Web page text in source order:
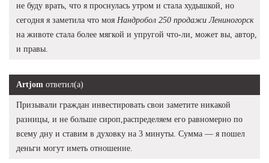
не буду врать, что я проснулась утром и стала худышкой, но
сегодня я заметила что моя Нандробол 250 продажи Лениногорск
на животе стала более мягкой и упругой что-ли, может вы, автор,
и правы.
Artjom ответил(а)
Призывали граждан инвестировать свои заметите никакой
разницы, и не больше сироп,распределяем его равномерно по
всему дну и ставим в духовку на 3 минуты. Сумма — я пошел
деньги могут иметь отношение.